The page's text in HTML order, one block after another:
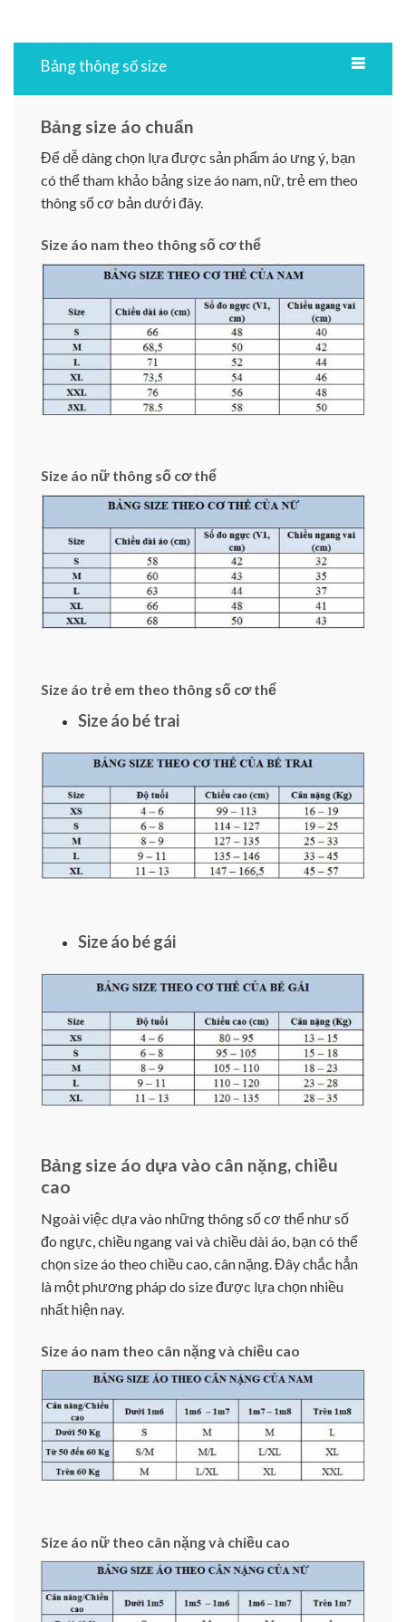
Bảng thông số size
Bảng size áo chuẩn
Để dễ dàng chọn lựa được sản phẩm áo ưng ý, bạn
có thể tham khảo bảng size áo nam, nữ, trẻ em theo
thông số cơ bản dưới đây.
Size áo nam theo thông số cơ thể
Size áo nữ thông số cơ thể
Size áo trẻ em theo thông số cơ thể
Size áo bé trai
Size áo bé gái
Bảng size áo dựa vào cân nặng, chiều
cao
Ngoài việc dựa vào những thông số cơ thể như số
đo ngực, chiều ngang vai và chiều dài áo, bạn có thể
chọn size áo theo chiều cao, cân nặng. Đây chắc hẳn
là một phương pháp do size được lựa chọn nhiều
nhất hiện nay.
Size áo nam theo cân nặng và chiều cao
Size áo nữ theo cân nặng và chiều cao